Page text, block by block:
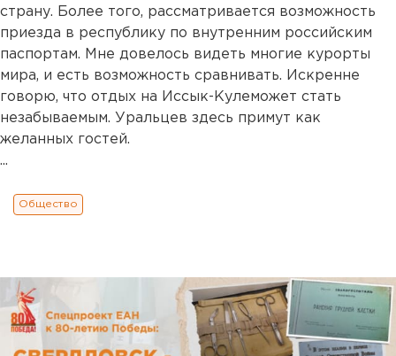
страну. Более того, рассматривается возможность
приезда в республику по внутренним российским
паспортам. Мне довелось видеть многие курорты
мира, и есть возможность сравнивать. Искренне
говорю, что отдых на Иссык-Кулеможет стать
незабываемым. Уральцев здесь примут как
желанных гостей.
...
Общество